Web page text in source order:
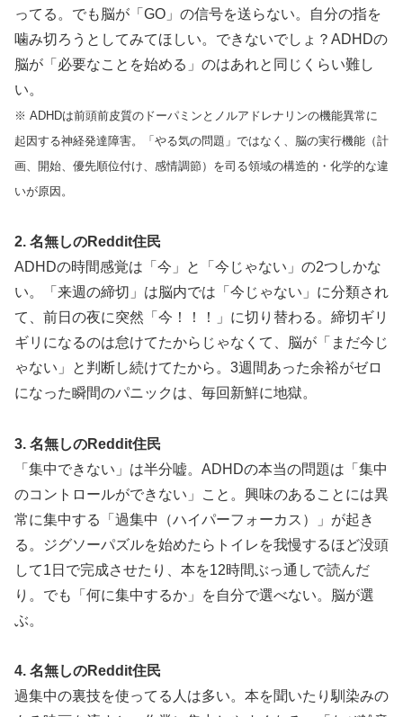
ってる。でも脳が「GO」の信号を送らない。自分の指を
噛み切ろうとしてみてほしい。できないでしょ？ADHDの
脳が「必要なことを始める」のはあれと同じくらい難し
い。
※ ADHDは前頭前皮質のドーパミンとノルアドレナリンの機能異常に
起因する神経発達障害。「やる気の問題」ではなく、脳の実行機能（計
画、開始、優先順位付け、感情調節）を司る領域の構造的・化学的な違
いが原因。
2. 名無しのReddit住民
ADHDの時間感覚は「今」と「今じゃない」の2つしかな
い。「来週の締切」は脳内では「今じゃない」に分類され
て、前日の夜に突然「今！！！」に切り替わる。締切ギリ
ギリになるのは怠けてたからじゃなくて、脳が「まだ今じ
ゃない」と判断し続けてたから。3週間あった余裕がゼロ
になった瞬間のパニックは、毎回新鮮に地獄。
3. 名無しのReddit住民
「集中できない」は半分嘘。ADHDの本当の問題は「集中
のコントロールができない」こと。興味のあることには異
常に集中する「過集中（ハイパーフォーカス）」が起き
る。ジグソーパズルを始めたらトイレを我慢するほど没頭
して1日で完成させたり、本を12時間ぶっ通しで読んだ
り。でも「何に集中するか」を自分で選べない。脳が選
ぶ。
4. 名無しのReddit住民
過集中の裏技を使ってる人は多い。本を聞いたり馴染みの